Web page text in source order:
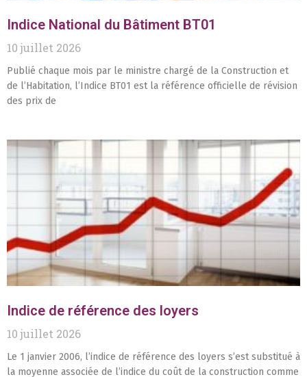
Indice National du Bâtiment BT01
10 juillet 2026
Publié chaque mois par le ministre chargé de la Construction et
de l’Habitation, l’Indice BT01 est la référence officielle de révision
des prix de
Indice de référence des loyers
10 juillet 2026
Le 1 janvier 2006, l’indice de référence des loyers s’est substitué à
la moyenne associée de l’indice du coût de la construction comme